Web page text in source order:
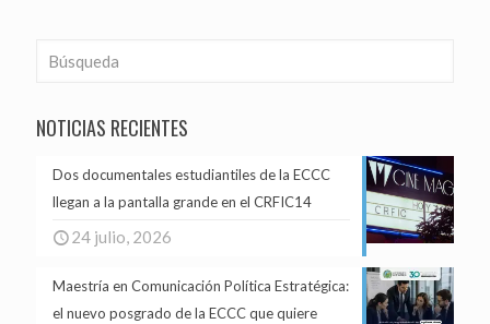
NOTICIAS RECIENTES
Dos documentales estudiantiles de la ECCC
llegan a la pantalla grande en el CRFIC14
24 julio, 2026
Maestría en Comunicación Política Estratégica:
el nuevo posgrado de la ECCC que quiere